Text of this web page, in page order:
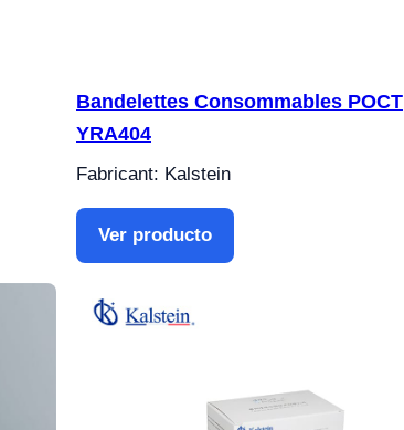
Bandelettes Consommables POCT
YRA404
Fabricant: Kalstein
Ver producto